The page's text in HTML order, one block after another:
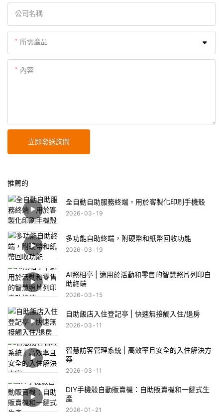
公司名稱
所需產品
內容
立即發送詢問
推薦的
全自動自助服務終端，用於客製化印刷手機殼
2026 03 19
多功能自助終端，附硬幣和紙幣回收功能
2026 03 19
AI照相亭 | 適用於活動和零售的智慧照片列印自
助終端
2026 03 15
自助飯店入住登記亭 | 快速無接觸入住/退房
2026 03 11
智慧訪客管理系統 | 高效率且安全的入住解決方
案
2026 03 11
DIY手機殼自動販賣機：自助販賣機和一鍵式生
產
2026 01 21